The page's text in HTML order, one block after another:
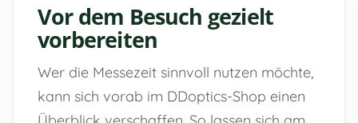
Vor dem Besuch gezielt
vorbereiten
Wer die Messezeit sinnvoll nutzen möchte,
kann sich vorab im DDoptics-Shop einen